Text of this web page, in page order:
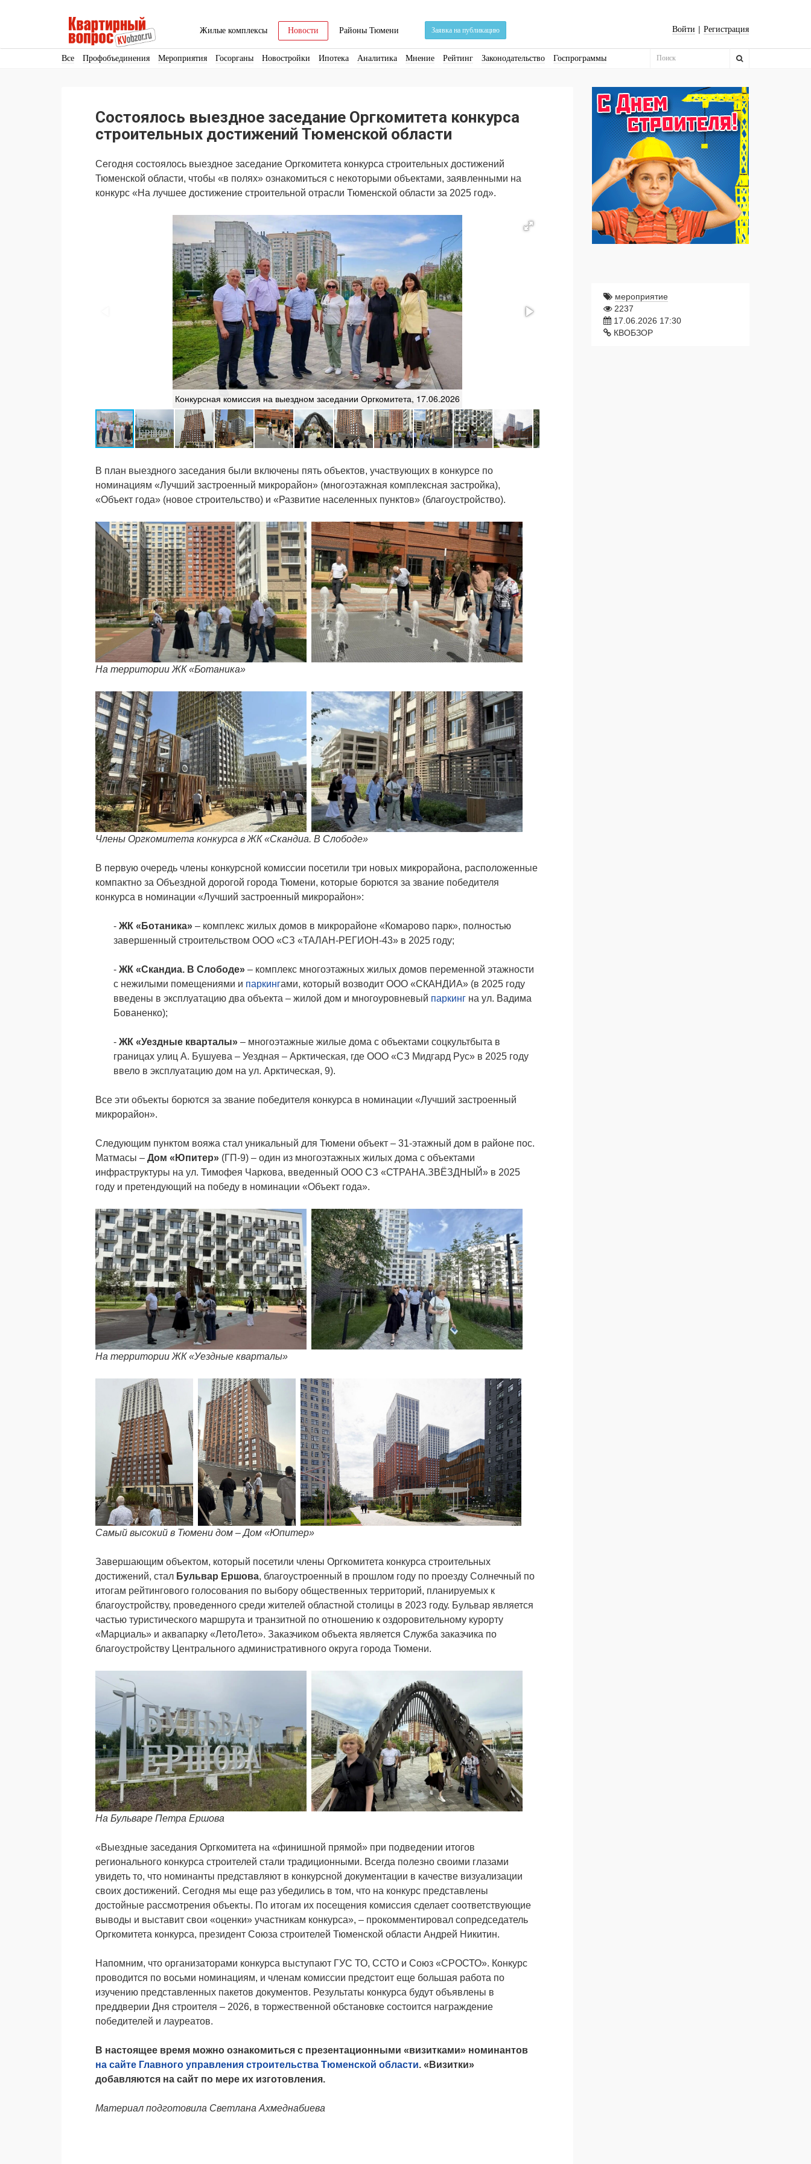
Жилые комплексы Новости Районы Тюмени Заявка на публикацию Войти | Регистрация
Все Профобъединения Мероприятия Госорганы Новостройки Ипотека Аналитика Мнение Рейтинг Законодательство Госпрограммы
Состоялось выездное заседание Оргкомитета конкурса
строительных достижений Тюменской области
Сегодня состоялось выездное заседание Оргкомитета конкурса строительных достижений
Тюменской области, чтобы «в полях» ознакомиться с некоторыми объектами, заявленными на
конкурс «На лучшее достижение строительной отрасли Тюменской области за 2025 год».
Конкурсная комиссия на выездном заседании Оргкомитета, 17.06.2026
В план выездного заседания были включены пять объектов, участвующих в конкурсе по
номинациям «Лучший застроенный микрорайон» (многоэтажная комплексная застройка),
«Объект года» (новое строительство) и «Развитие населенных пунктов» (благоустройство).
На территории ЖК «Ботаника»
Члены Оргкомитета конкурса в ЖК «Скандиа. В Слободе»
В первую очередь члены конкурсной комиссии посетили три новых микрорайона, расположенные
компактно за Объездной дорогой города Тюмени, которые борются за звание победителя
конкурса в номинации «Лучший застроенный микрорайон»:
- ЖК «Ботаника» – комплекс жилых домов в микрорайоне «Комарово парк», полностью
завершенный строительством ООО «СЗ «ТАЛАН-РЕГИОН-43» в 2025 году;
- ЖК «Скандиа. В Слободе» – комплекс многоэтажных жилых домов переменной этажности
с нежилыми помещениями и паркингами, который возводит ООО «СКАНДИА» (в 2025 году
введены в эксплуатацию два объекта – жилой дом и многоуровневый паркинг на ул. Вадима
Бованенко);
- ЖК «Уездные кварталы» – многоэтажные жилые дома с объектами соцкультбыта в
границах улиц А. Бушуева – Уездная – Арктическая, где ООО «СЗ Мидгард Рус» в 2025 году
ввело в эксплуатацию дом на ул. Арктическая, 9).
Все эти объекты борются за звание победителя конкурса в номинации «Лучший застроенный
микрорайон».
Следующим пунктом вояжа стал уникальный для Тюмени объект – 31-этажный дом в районе пос.
Матмасы – Дом «Юпитер» (ГП-9) – один из многоэтажных жилых дома с объектами
инфраструктуры на ул. Тимофея Чаркова, введенный ООО СЗ «СТРАНА.ЗВЁЗДНЫЙ» в 2025
году и претендующий на победу в номинации «Объект года».
На территории ЖК «Уездные кварталы»
Самый высокий в Тюмени дом – Дом «Юпитер»
Завершающим объектом, который посетили члены Оргкомитета конкурса строительных
достижений, стал Бульвар Ершова, благоустроенный в прошлом году по проезду Солнечный по
итогам рейтингового голосования по выбору общественных территорий, планируемых к
благоустройству, проведенного среди жителей областной столицы в 2023 году. Бульвар является
частью туристического маршрута и транзитной по отношению к оздоровительному курорту
«Марциаль» и аквапарку «ЛетоЛето». Заказчиком объекта является Служба заказчика по
благоустройству Центрального административного округа города Тюмени.
На Бульваре Петра Ершова
«Выездные заседания Оргкомитета на «финишной прямой» при подведении итогов
регионального конкурса строителей стали традиционными. Всегда полезно своими глазами
увидеть то, что номинанты представляют в конкурсной документации в качестве визуализации
своих достижений. Сегодня мы еще раз убедились в том, что на конкурс представлены
достойные рассмотрения объекты. По итогам их посещения комиссия сделает соответствующие
выводы и выставит свои «оценки» участникам конкурса», – прокомментировал сопредседатель
Оргкомитета конкурса, президент Союза строителей Тюменской области Андрей Никитин.
Напомним, что организаторами конкурса выступают ГУС ТО, ССТО и Союз «СРОСТО». Конкурс
проводится по восьми номинациям, и членам комиссии предстоит еще большая работа по
изучению представленных пакетов документов. Результаты конкурса будут объявлены в
преддверии Дня строителя – 2026, в торжественной обстановке состоится награждение
победителей и лауреатов.
В настоящее время можно ознакомиться с презентационными «визитками» номинантов
на сайте Главного управления строительства Тюменской области. «Визитки»
добавляются на сайт по мере их изготовления.
Материал подготовила Светлана Ахмеднабиева
мероприятие
2237
17.06.2026 17:30
КВОБЗОР